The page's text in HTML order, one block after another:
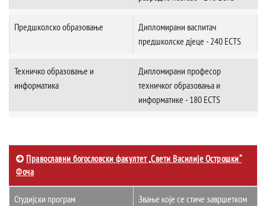
Предшколско образовање
Дипломирани васпитач
предшколске дјеце - 240 ECTS
Техничко образовање и
информатика
Дипломирани професор
техничког образовања и
информатике - 180 ECTS
Православни богословски факултет „Свети Василије Острошки“
Фоча
Студијски програм
Звање које се стиче завршетком